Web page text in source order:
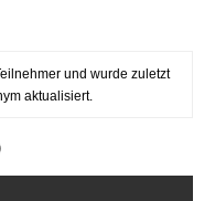
und wurde zuletzt
aktualisiert.